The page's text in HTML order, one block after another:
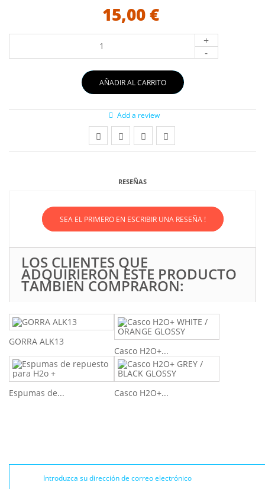
15,00 €
+
-
AÑADIR AL CARRITO
Add a review
RESEÑAS
SEA EL PRIMERO EN ESCRIBIR UNA RESEÑA !
LOS CLIENTES QUE
ADQUIRIERON ESTE PRODUCTO
TAMBIÉN COMPRARON:
GORRA ALK13
Casco H2O+...
Espumas de... Casco H2O+...